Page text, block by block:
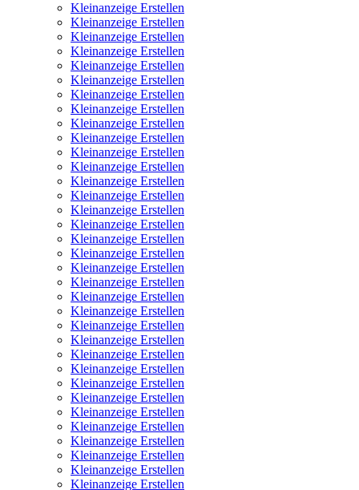
Kleinanzeige Erstellen
Kleinanzeige Erstellen
Kleinanzeige Erstellen
Kleinanzeige Erstellen
Kleinanzeige Erstellen
Kleinanzeige Erstellen
Kleinanzeige Erstellen
Kleinanzeige Erstellen
Kleinanzeige Erstellen
Kleinanzeige Erstellen
Kleinanzeige Erstellen
Kleinanzeige Erstellen
Kleinanzeige Erstellen
Kleinanzeige Erstellen
Kleinanzeige Erstellen
Kleinanzeige Erstellen
Kleinanzeige Erstellen
Kleinanzeige Erstellen
Kleinanzeige Erstellen
Kleinanzeige Erstellen
Kleinanzeige Erstellen
Kleinanzeige Erstellen
Kleinanzeige Erstellen
Kleinanzeige Erstellen
Kleinanzeige Erstellen
Kleinanzeige Erstellen
Kleinanzeige Erstellen
Kleinanzeige Erstellen
Kleinanzeige Erstellen
Kleinanzeige Erstellen
Kleinanzeige Erstellen
Kleinanzeige Erstellen
Kleinanzeige Erstellen
Kleinanzeige Erstellen